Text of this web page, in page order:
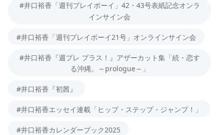
#井口裕香「週刊プレイボーイ」42・43号表紙記念オンラ
インサイン会
#井口裕香「週刊プレイボーイ21号」オンラインサイン会
#井口裕香『週プレ プラス！』アザーカット集「続・恋す
る沖縄。～prologue～」
#井口裕香『初茜』
#井口裕香エッセイ連載「ヒップ・ステップ・ジャンプ！」
#井口裕香カレンダーブック2025